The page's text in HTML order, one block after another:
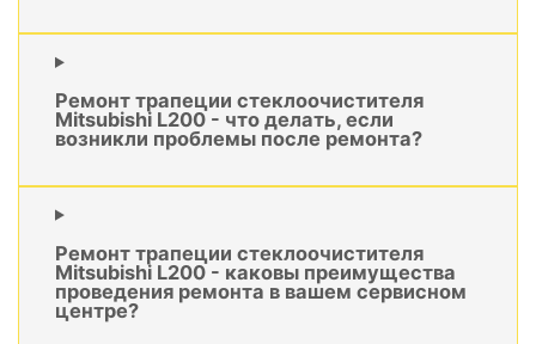
Ремонт трапеции стеклоочистителя
Mitsubishi L200 - что делать, если
возникли проблемы после ремонта?
Ремонт трапеции стеклоочистителя
Mitsubishi L200 - каковы преимущества
проведения ремонта в вашем сервисном
центре?